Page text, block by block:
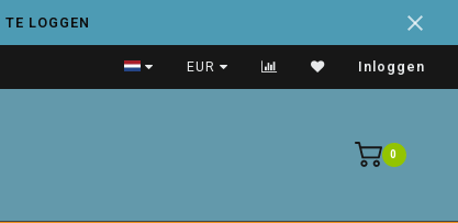
LOGGEN
Handige adresboeken
EUR Inloggen
0